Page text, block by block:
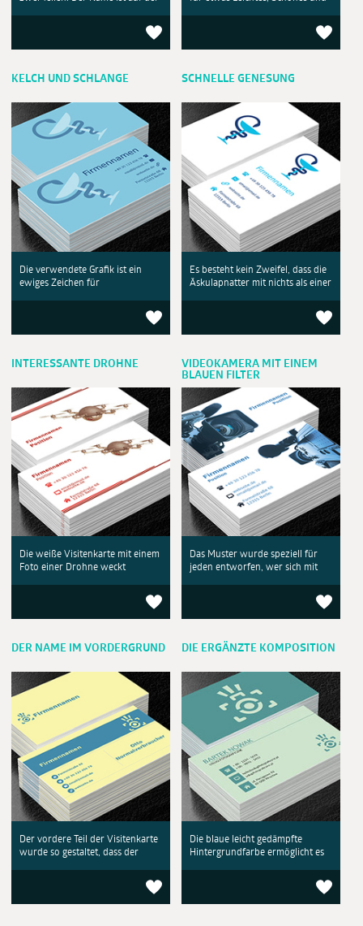
KELCH UND SCHLANGE
Die verwendete Grafik ist ein
ewiges Zeichen für
SCHNELLE GENESUNG
Es besteht kein Zweifel, dass die
Äskulapnatter mit nichts als einer
INTERESSANTE DROHNE
Die weiße Visitenkarte mit einem
Foto einer Drohne weckt
VIDEOKAMERA MIT EINEM
BLAUEN FILTER
Das Muster wurde speziell für
jeden entworfen, wer sich mit
DER NAME IM VORDERGRUND
Der vordere Teil der Visitenkarte
wurde so gestaltet, dass der
DIE ERGÄNZTE KOMPOSITION
Die blaue leicht gedämpfte
Hintergrundfarbe ermöglicht es